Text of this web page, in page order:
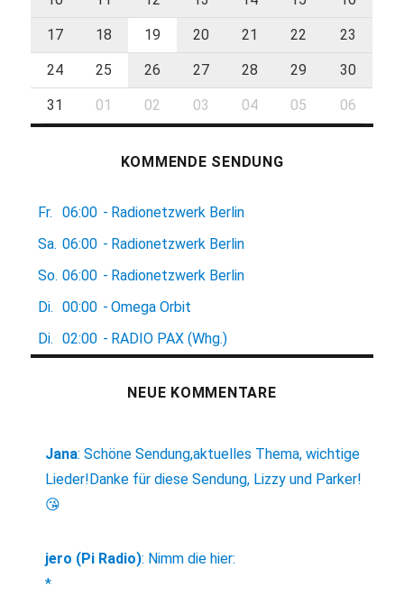
17 18 19 20 21 22 23
24 25 26 27 28 29 30
31 01 02 03 04 05 06
KOMMENDE SENDUNG
Fr. 06:00 - Radionetzwerk Berlin
Sa. 06:00 - Radionetzwerk Berlin
So. 06:00 - Radionetzwerk Berlin
Di.
00:00 - Omega Orbit
Di.
02:00 - RADIO PAX (Whg.)
NEUE KOMMENTARE
Jana:Schöne Sendung,aktuelles Thema, wichtige
Lieder!Danke für diese Sendung, Lizzy und Parker!
😘
jero (Pi Radio): Nimm die hier:
*